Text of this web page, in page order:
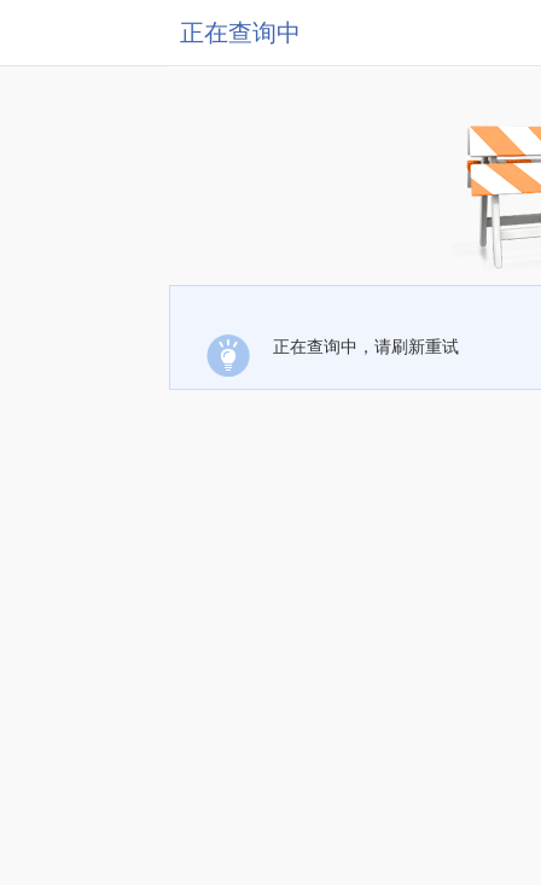
正在查询中
正在查询中，请刷新重试